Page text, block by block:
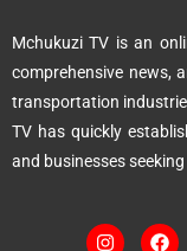
i
v
e
:
Mchukuzi TV is an
comprehensive news,
transportation
TV has quickly
and businesses